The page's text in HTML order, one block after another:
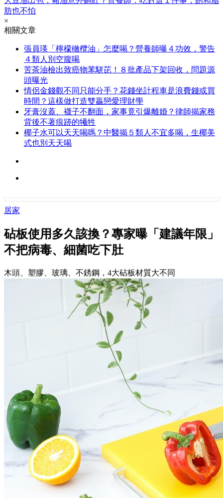
肪也不怕
×
相關文章
張員瑛「檸檬橄欖油」怎麼喝？營養師曝４功效，警告
４類人別空腹喝
苦茶油檢出致癌物苯駢芘！８批產品下架回收，問題源
頭曝光
情侶金錢觀不同只能分手？花錢坐計程車是浪費錢或買
時間？這樣做打造雙贏戀愛理財學
牙膏沒蓋、襪子不翻面，家事竟引爆離婚？律師揭家務
背後不著痕跡的犧牲
椰子水可以天天喝嗎？中醫揭５類人不宜多喝，生椰美
式也別天天喝
居家
砧板使用多久該換？專家曝「建議年限」
不把病毒、細菌吃下肚
木頭、塑膠、玻璃、不銹鋼，4大砧板材質大不同